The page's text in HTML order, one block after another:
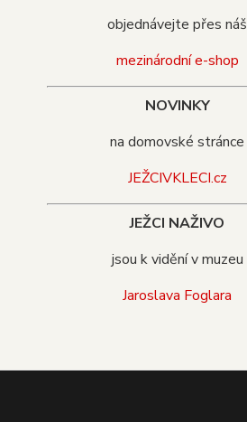
objednávejte přes náš
mezinárodní e-shop
NOVINKY
na domovské stránce
JEŽCIVKLECI.cz
JEŽCI NAŽIVO
jsou k vidění v muzeu
Jaroslava Foglara